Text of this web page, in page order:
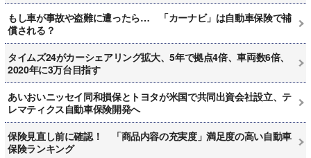
もし車が事故や盗難に遭ったら… 「カーナビ」は自動車保険で補
償される？
タイムズ24がカーシェアリング拡大、5年で拠点4倍、車両数6倍、
2020年に3万台目指す
あいおいニッセイ同和損保とトヨタが米国で共同出資会社設立、テ
レマティクス自動車保険開発へ
保険見直し前に確認！ 「商品内容の充実度」満足度の高い自動車
保険ランキング